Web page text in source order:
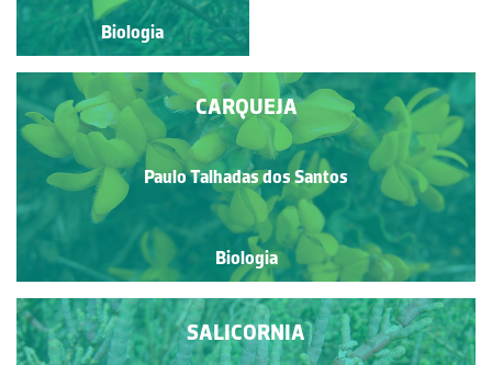
Biologia
CARQUEJA
Paulo Talhadas dos Santos
Biologia
Biologia
SALICORNIA